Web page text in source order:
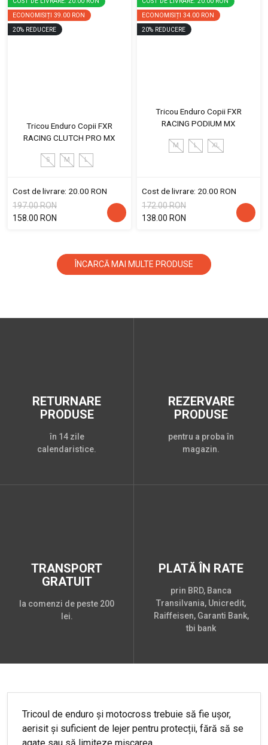
ECONOMISIȚI 39.00 RON
20% REDUCERE
Tricou Enduro Copii FXR
RACING CLUTCH PRO MX
S M L
Cost de livrare: 20.00 RON
197.00 RON
158.00 RON
ECONOMISIȚI 34.00 RON
20% REDUCERE
Tricou Enduro Copii FXR
RACING PODIUM MX
M L XL
Cost de livrare: 20.00 RON
172.00 RON
138.00 RON
ÎNCARCĂ MAI MULTE PRODUSE
RETURNARE
PRODUSE
în 14 zile
calendaristice.
REZERVARE
PRODUSE
pentru a proba în
magazin.
TRANSPORT
GRATUIT
la comenzi de peste 200
lei.
PLATĂ ÎN RATE
prin BRD, Banca
Transilvania, Unicredit,
Raiffeisen, Garanti Bank,
tbi bank
Tricoul de enduro și motocross trebuie să fie ușor,
aerisit și suficient de lejer pentru protecții, fără să se